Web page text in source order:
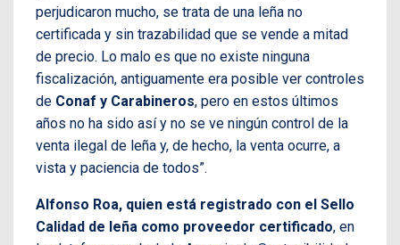
perjudicaron mucho, se trata de una leña no
certificada y sin trazabilidad que se vende a mitad
de precio. Lo malo es que no existe ninguna
fiscalización, antiguamente era posible ver controles
de Conaf y Carabineros, pero en estos últimos
años no ha sido así y no se ve ningún control de la
venta ilegal de leña y, de hecho, la venta ocurre, a
vista y paciencia de todos”.
Alfonso Roa, quien está registrado con el Sello
Calidad de leña como proveedor certificado, en